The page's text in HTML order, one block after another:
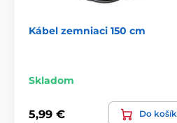
Kábel zemniaci 150 cm
Skladom
5,99 € Do